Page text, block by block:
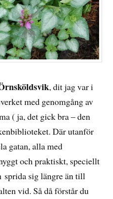
, dit jag var i
med genomgång av
( ja, det gick bra – den
Där utanför
gatan, alla med
och praktiskt, speciellt
sprida sig längre än till
vid. Så då förstår du